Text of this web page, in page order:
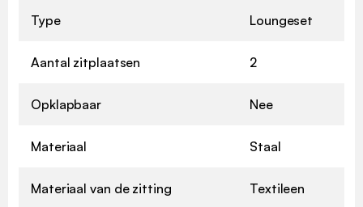
Type Loungeset
Aantal zitplaatsen 2
Opklapbaar Nee
Materiaal Staal
Materiaal van de zitting Textileen